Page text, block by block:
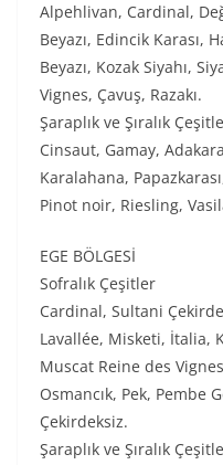
Alpehlivan, Cardinal,
Beyazı, Edincik Karası,
Beyazı, Kozak Siyahı,
Vignes, Çavuş, Razakı.
Şaraplık ve Şıralık
Cinsaut, Gamay,
Karalahana,
Pinot noir, Riesling,
EGE BÖLGESİ
Sofralık Çeşitler
Cardinal, Sultani
Lavallée, Misketi, İtalia,
Muscat Reine des
Osmancık, Pek, Pembe
Çekirdeksiz.
Şaraplık ve Şıralık